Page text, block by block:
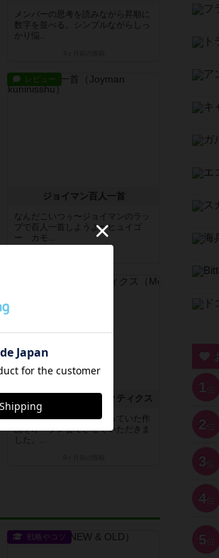
メンバーの思考を読みながら昇順に
数字を並べる。シンプルながらしっ
かり悩...
レビュー
ジョイマン百人一首
なんだこいつぅ〜ジョイマンのラッ
プで百人一首しようよ〜ヒュイゴ
ー カモ...
メメントオンラインタクティクス
アートワーク◎で気になっていた作
品をオープン会でさせていただきま
した。...
戦略やコツ
1 位
2 位
3 位
4位
5 位